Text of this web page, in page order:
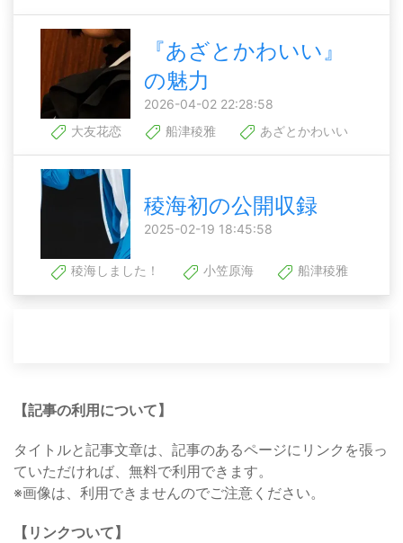
『あざとかわいい』
の魅力
2026-04-02 22:28:58
大友花恋
船津稜雅 あざとかわいい
稜海初の公開収録
2025-02-19 18:45:58
稜海しました！ 小笠原海 船津稜雅
【記事の利用について】
タイトルと記事文章は、記事のあるページにリンクを張っ
ていただければ、無料で利用できます。
※画像は、利用できませんのでご注意ください。
【リンクついて】